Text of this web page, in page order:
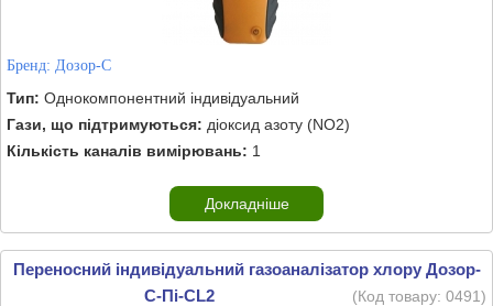
Бренд: Дозор-С
Тип: Однокомпонентний індивідуальний
Гази, що підтримуються: діоксид азоту (NO2)
Кількість каналів вимірювань: 1
Докладніше
Переносний індивідуальний газоаналізатор хлору Дозор-
С-Пі-CL2
(Код товару: 0491)